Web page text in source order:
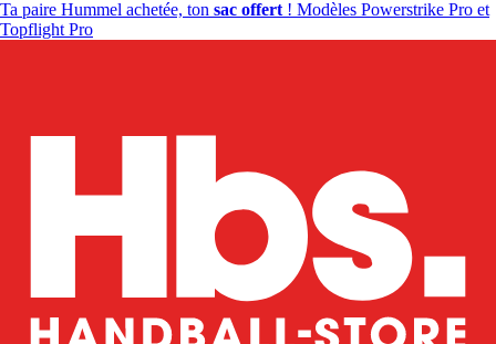
Ta paire Hummel achetée, ton sac offert ! Modèles Powerstrike Pro et
Topflight Pro